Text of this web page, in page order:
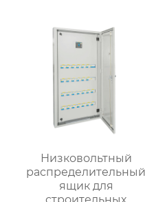
Низковольтный
распределительный
ящик для